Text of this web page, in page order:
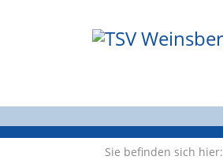
Sie befinden sich hier: